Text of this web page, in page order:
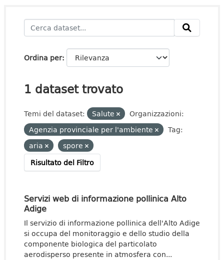
Ordina per
1 dataset trovato
Temi del dataset: Salute
Organizzazioni:
Agenzia provinciale per l'ambiente
Tag:
aria
spore
Risultato del Filtro
Servizi web di informazione pollinica Alto
Adige
Il servizio di informazione pollinica dell'Alto Adige
si occupa del monitoraggio e dello studio della
componente biologica del particolato
aerodisperso presente in atmosfera con...